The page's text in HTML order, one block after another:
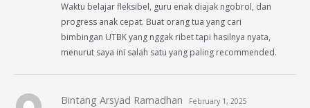
of 5
Waktu belajar fleksibel, guru enak diajak ngobrol, dan
progress anak cepat. Buat orang tua yang cari
bimbingan UTBK yang nggak ribet tapi hasilnya nyata,
menurut saya ini salah satu yang paling recommended.
Bintang Arsyad Ramadhan February 1, 2025